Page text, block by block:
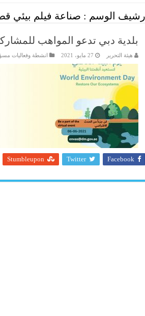
أرشيف الوسم : صناعة فيلم بيئي
بلدية دبي تدعو المواهب
هيئة التحرير 27 مايو، 2021 انشطة وفعاليات
Facebook
Twitter
Stumbleupon